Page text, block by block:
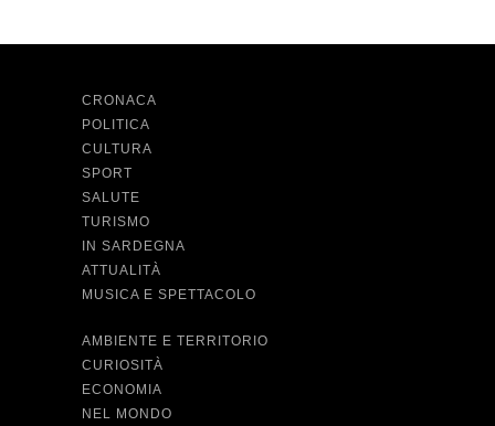
CRONACA
POLITICA
CULTURA
SPORT
SALUTE
TURISMO
IN SARDEGNA
ATTUALITÀ
MUSICA E SPETTACOLO
AMBIENTE E TERRITORIO
CURIOSITÀ
ECONOMIA
NEL MONDO